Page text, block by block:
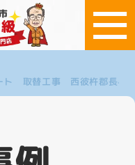
ト 取替工事 西彼杵郡長与